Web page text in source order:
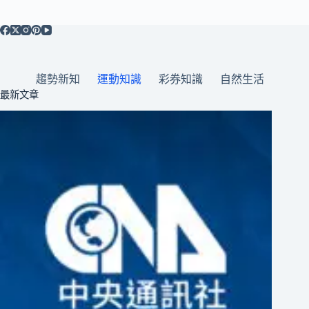
趨勢新知 運動知識 彩券知識 自然生活
最新文章